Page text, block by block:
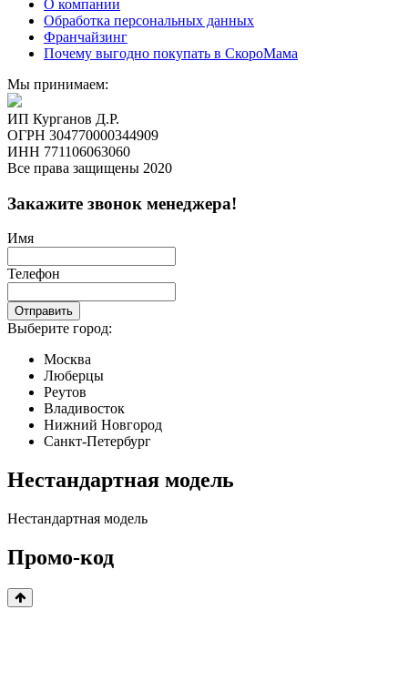
О компании
Обработка персональных данных
Франчайзинг
Почему выгодно покупать в СкороМама
Мы принимаем:
ИП Курганов Д.Р.
ОГРН 304770000344909
ИНН 771106063060
Все права защищены 2020
Закажите звонок менеджера!
Имя
Телефон
Отправить
Выберите город:
Москва
Люберцы
Реутов
Владивосток
Нижний Новгород
Санкт-Петербург
Нестандартная модель
Нестандартная модель
Промо-код